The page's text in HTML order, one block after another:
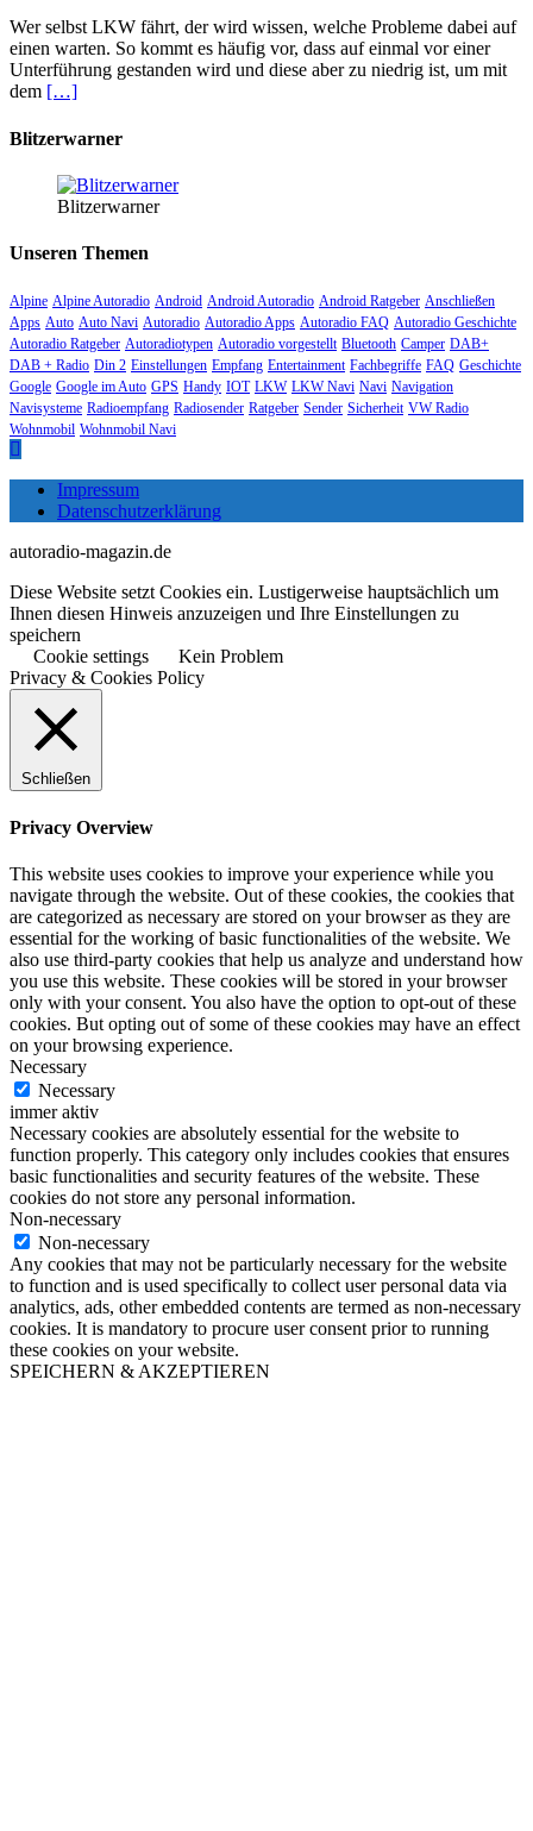
Wer selbst LKW fährt, der wird wissen, welche Probleme dabei auf
einen warten. So kommt es häufig vor, dass auf einmal vor einer
Unterführung gestanden wird und diese aber zu niedrig ist, um mit
dem […]
Blitzerwarner
Blitzerwarner
Unseren Themen
Alpine Alpine Autoradio Android Android Autoradio Android Ratgeber Anschließen
Apps Auto Auto Navi Autoradio Autoradio Apps Autoradio FAQ Autoradio Geschichte
Autoradio Ratgeber Autoradiotypen Autoradio vorgestellt Bluetooth Camper DAB+
DAB + Radio Din 2 Einstellungen Empfang Entertainment Fachbegriffe FAQ Geschichte
Google Google im Auto GPS Handy IOT LKW LKW Navi Navi Navigation
Navisysteme Radioempfang Radiosender Ratgeber Sender Sicherheit VW Radio
Wohnmobil Wohnmobil Navi
Impressum
Datenschutzerklärung
autoradio-magazin.de
Diese Website setzt Cookies ein. Lustigerweise hauptsächlich um
Ihnen diesen Hinweis anzuzeigen und Ihre Einstellungen zu
speichern
Cookie settings
Kein Problem
Privacy & Cookies Policy
Schließen
Privacy Overview
This website uses cookies to improve your experience while you
navigate through the website. Out of these cookies, the cookies that
are categorized as necessary are stored on your browser as they are
essential for the working of basic functionalities of the website. We
also use third-party cookies that help us analyze and understand how
you use this website. These cookies will be stored in your browser
only with your consent. You also have the option to opt-out of these
cookies. But opting out of some of these cookies may have an effect
on your browsing experience.
Necessary
Necessary
immer aktiv
Necessary cookies are absolutely essential for the website to
function properly. This category only includes cookies that ensures
basic functionalities and security features of the website. These
cookies do not store any personal information.
Non-necessary
Non-necessary
Any cookies that may not be particularly necessary for the website
to function and is used specifically to collect user personal data via
analytics, ads, other embedded contents are termed as non-necessary
cookies. It is mandatory to procure user consent prior to running
these cookies on your website.
SPEICHERN & AKZEPTIEREN